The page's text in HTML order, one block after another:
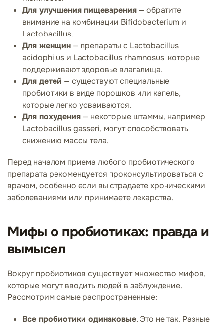
Для улучшения пищеварения — обратите
внимание на комбинации Bifidobacterium и
Lactobacillus.
Для женщин — препараты с Lactobacillus
acidophilus и Lactobacillus rhamnosus, которые
поддерживают здоровье влагалища.
Для детей — существуют специальные
пробиотики в виде порошков или капель,
которые легко усваиваются.
Для похудения — некоторые штаммы, например
Lactobacillus gasseri, могут способствовать
снижению массы тела.
Перед началом приема любого пробиотического
препарата рекомендуется проконсультироваться с
врачом, особенно если вы страдаете хроническими
заболеваниями или принимаете лекарства.
Мифы о пробиотиках: правда и
вымысел
Вокруг пробиотиков существует множество мифов,
которые могут вводить людей в заблуждение.
Рассмотрим самые распространенные:
Все пробиотики одинаковые. Это не так. Разные